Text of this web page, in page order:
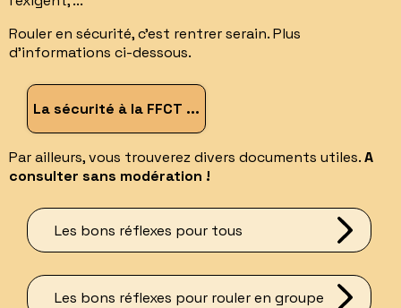
Rouler en sécurité, c'est rentrer serain. Plus
d'informations ci-dessous.
La sécurité à la FFCT ...
Par ailleurs, vous trouverez divers documents utiles.A
consulter sans modération !
Les bons réflexes pour tous
Les bons réflexes pour rouler en groupe